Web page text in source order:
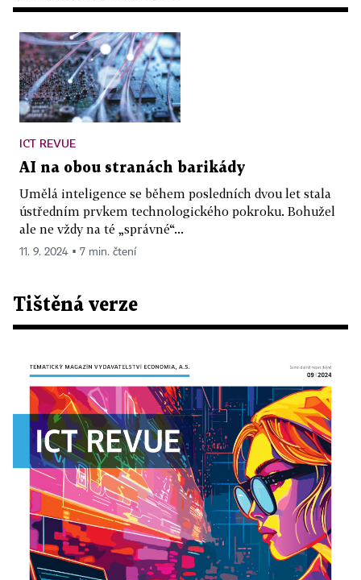
ICT REVUE
AI na obou stranách barikády
Umělá inteligence se během posledních dvou let stala
ústředním prvkem technologického pokroku. Bohužel
ale ne vždy na té „správné“...
11. 9. 2024 ▪ 7 min. čtení
Tištěná verze